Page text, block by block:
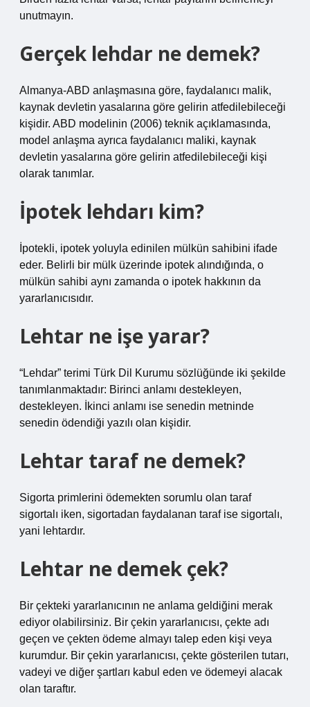
unutmayın.
Gerçek lehdar ne demek?
Almanya-ABD anlaşmasına göre, faydalanıcı malik,
kaynak devletin yasalarına göre gelirin atfedilebileceği
kişidir. ABD modelinin (2006) teknik açıklamasında,
model anlaşma ayrıca faydalanıcı maliki, kaynak
devletin yasalarına göre gelirin atfedilebileceği kişi
olarak tanımlar.
İpotek lehdarı kim?
İpotekli, ipotek yoluyla edinilen mülkün sahibini ifade
eder. Belirli bir mülk üzerinde ipotek alındığında, o
mülkün sahibi aynı zamanda o ipotek hakkının da
yararlanıcısıdır.
Lehtar ne işe yarar?
“Lehdar” terimi Türk Dil Kurumu sözlüğünde iki şekilde
tanımlanmaktadır: Birinci anlamı destekleyen,
destekleyen. İkinci anlamı ise senedin metninde
senedin ödendiği yazılı olan kişidir.
Lehtar taraf ne demek?
Sigorta primlerini ödemekten sorumlu olan taraf
sigortalı iken, sigortadan faydalanan taraf ise sigortalı,
yani lehtardır.
Lehtar ne demek çek?
Bir çekteki yararlanıcının ne anlama geldiğini merak
ediyor olabilirsiniz. Bir çekin yararlanıcısı, çekte adı
geçen ve çekten ödeme almayı talep eden kişi veya
kurumdur. Bir çekin yararlanıcısı, çekte gösterilen tutarı,
vadeyi ve diğer şartları kabul eden ve ödemeyi alacak
olan taraftır.